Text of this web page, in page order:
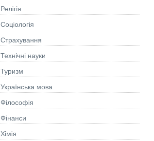
Релігія
Соціологія
Страхування
Технічні науки
Туризм
Українська мова
Філософія
Фінанси
Хімія